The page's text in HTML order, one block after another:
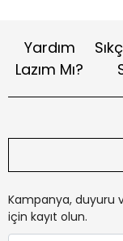
Yardım
Lazım Mı?
Kampanya, duyuru
için kayıt olun.